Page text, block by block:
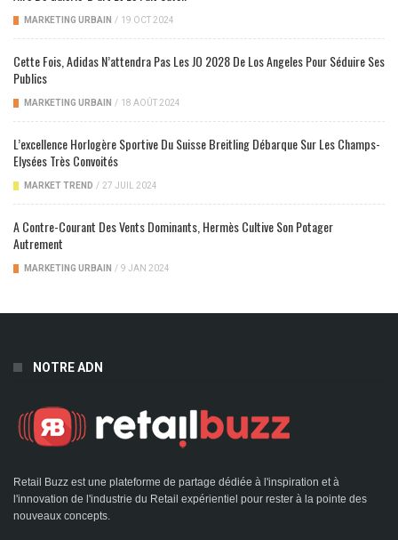
MARKETING URBAIN / 19 OCT 2024
Cette Fois, Adidas N’attendra Pas Les JO 2028 De Los Angeles Pour Séduire Ses
Publics
MARKETING URBAIN / 18 AOÛT 2024
L’excellence Horlogère Sportive Du Suisse Breitling Débarque Sur Les Champs-
Elysées Très Convoités
MARKET TREND / 27 JUIL 2024
A Contre-Courant Des Vents Dominants, Hermès Cultive Son Potager
Autrement
MARKETING URBAIN / 9 JAN 2024
NOTRE ADN
Retail Buzz est une plateforme de partage dédiée à l'inspiration et à
l'innovation de l'industrie du Retail expérientiel pour rester à la pointe des
nouveaux concepts.